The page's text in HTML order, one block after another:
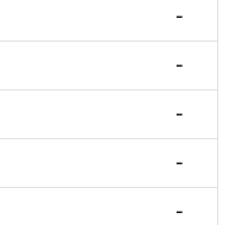
-
-
-
-
-